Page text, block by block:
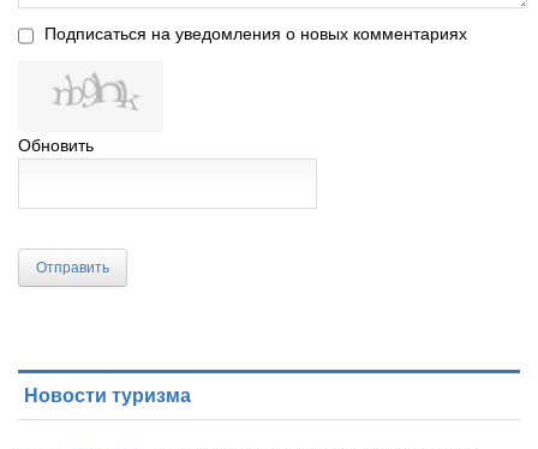
Подписаться на уведомления о новых комментариях
Обновить
Отправить
Новости туризма